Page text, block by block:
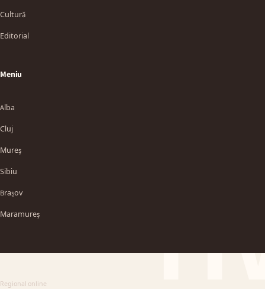
Cultură
Editorial
Meniu
Alba
Cluj
Mureș
Sibiu
Brașov
Maramureș
Regional online